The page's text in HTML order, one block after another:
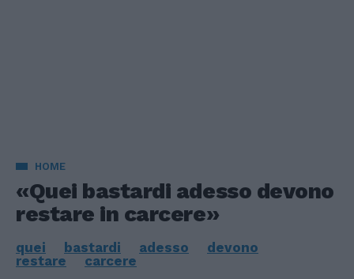
HOME
«Quei bastardi adesso devono
restare in carcere»
quei bastardi adesso
devono
restare
carcere